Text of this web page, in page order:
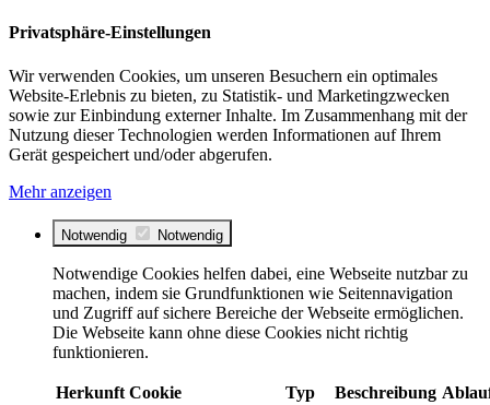
Privatsphäre-Einstellungen
Wir verwenden Cookies, um unseren Besuchern ein optimales
Website-Erlebnis zu bieten, zu Statistik- und Marketingzwecken
sowie zur Einbindung externer Inhalte. Im Zusammenhang mit der
Nutzung dieser Technologien werden Informationen auf Ihrem
Gerät gespeichert und/oder abgerufen.
Mehr anzeigen
Notwendig Notwendig
Notwendige Cookies helfen dabei, eine Webseite nutzbar zu
machen, indem sie Grundfunktionen wie Seitennavigation
und Zugriff auf sichere Bereiche der Webseite ermöglichen.
Die Webseite kann ohne diese Cookies nicht richtig
funktionieren.
Herkunft Cookie Typ Beschreibung